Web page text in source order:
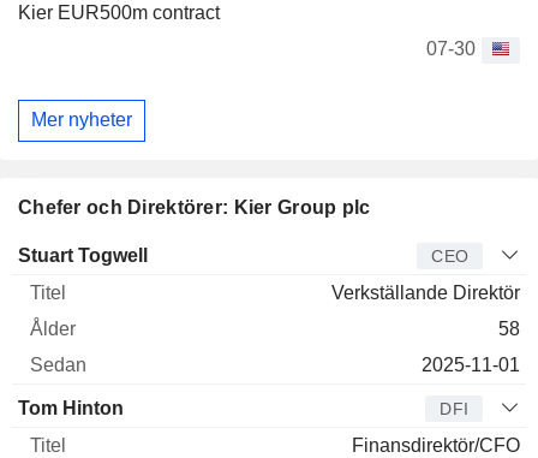
Kier EUR500m contract
07-30
Mer nyheter
Chefer och Direktörer: Kier Group plc
Verkställande
Stuart Togwell CEO
Verkställande Direktör
58
2025-11-01
Tom Hinton DFI
Finansdirektör/CFO